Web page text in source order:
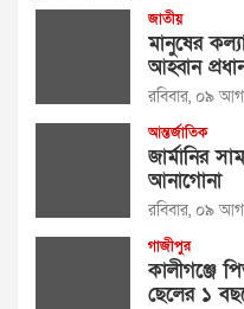
জাতীয়
মানুষের
আহ্বান
রবিবার, ০৯
আন্তর্জাতিক
জার্মানির
আনাগোনা
রবিবার, ০৯
গাজীপুর
কালীগঞ্জে
ছেলের ১